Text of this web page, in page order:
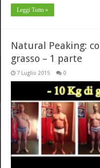
Leggi Tutto »
Natural Peaking:
grasso – 1 parte
7 Luglio 2015 0